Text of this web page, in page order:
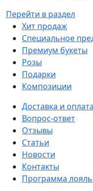
Перейти в раздел
Хит продаж
Специальное
Премиум букеты
Розы
Подарки
Композиции
Доставка и оплата
Вопрос-ответ
Отзывы
Статьи
Новости
Контакты
Программа